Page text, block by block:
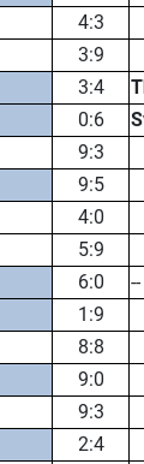
4:3
3:9
3:4
0:6
9:3
9:5
4:0
5:9
6:0 --
1:9
8:8
9:0
9:3
2:4